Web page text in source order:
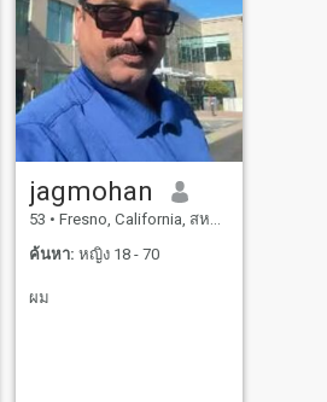
jagmohan
53 • Fresno, California, สหรัฐอเมริกา
ค้นหา: หญิง 18 - 70
ผม